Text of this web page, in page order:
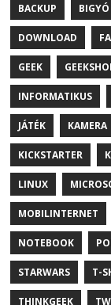
BACKUP BIGYÓ
DOWNLOAD
GEEK
INFORMATIKUS
JÁTÉK KAMERA
KICKSTARTER
LINUX
MOBILINTERNET
NOTEBOOK
STARWARS T-
THINKGEEK